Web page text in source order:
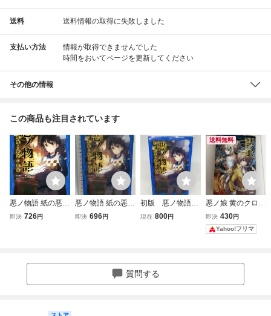
送料 送料情報の取得に失敗しました
支払い方法
情報が取得できませんでした
時間をおいてページを更新してください
その他の情報
この商品も注目されています
悪ノ物語 紙の悪魔
と秘密の書庫 PHP
即決 726円
悪ノ物語 紙の悪魔
と秘密の書庫 (PH
即決 696円
初版 悪ノ物語
紙の悪魔と秘密の
現在 800円
送料無料
悪ノ娘 黄のクロア
テュール 悪ノP(m
othy) PHP研究所
即決 430円
Yahoo!フリマ
質問する